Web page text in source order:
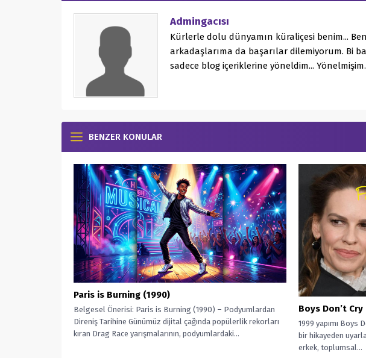
Admingacısı
Kürlerle dolu dünyamın küraliçesi benim...
arkadaşlarıma da başarılar dilemiyorum. Bi
sadece blog içeriklerine yöneldim...
BENZER KONULAR
Paris is Burning (1990)
Belgesel Önerisi: Paris is Burning (1990) – Podyumlardan
Direniş Tarihine Günümüz dijital çağında popülerlik rekorları
kıran Drag Race yarışmalarının, podyumlardaki...
Boys Don’t
1999 yapımı Boys
bir hikayeden
erkek, toplumsal...